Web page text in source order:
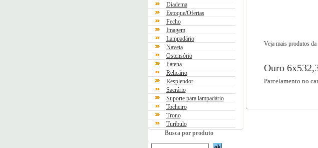
Diadema
Estoque/Ofertas
Fecho
Imagem
Lampadário
Naveta
Ostensório
Patena
Relicário
Resplendor
Sacrário
Suporte para lampadário
Tocheiro
Trono
Turíbulo
Busca por produto
Veja mais produtos da
Ouro
Parcelamento no